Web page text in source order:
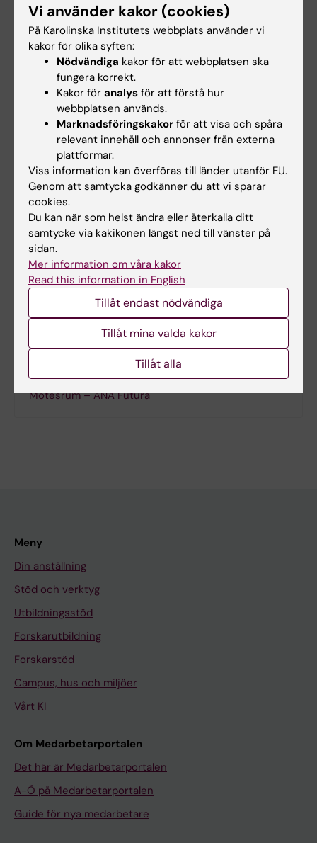
Mötesrummen lämnas i städat skick.
Hade du nytta av informationen på denna sida?
Yes
No
Innehållsgranskare:
Lars Frelin
Christina Sundqvist
Sidan uppdaterad:2025-10-24
Dela
Mötesrum – ANA Futura
Meny
Din anställning
Stöd och verktyg
Utbildningsstöd
Forskarutbildning
Forskarstöd
Campus, hus och miljöer
Vårt KI
Om Medarbetarportalen
Det här är Medarbetarportalen
A-Ö på Medarbetarportalen
Guide för nya medarbetare
Vi använder kakor (cookies)
På Karolinska Institutets webbplats använder vi
kakor för olika syften:
Nödvändiga kakor för att webbplatsen ska
fungera korrekt.
Kakor för analys för att förstå hur
webbplatsen används.
Marknadsföringskakor för att visa och spåra
relevant innehåll och annonser från externa
plattformar.
Viss information kan överföras till länder utanför EU.
Genom att samtycka godkänner du att vi sparar
cookies.
Du kan när som helst ändra eller återkalla ditt
samtycke via kakikonen längst ned till vänster på
sidan.
Mer information om våra kakor
Read this information in English
Tillåt endast nödvändiga
Tillåt mina valda kakor
Tillåt alla